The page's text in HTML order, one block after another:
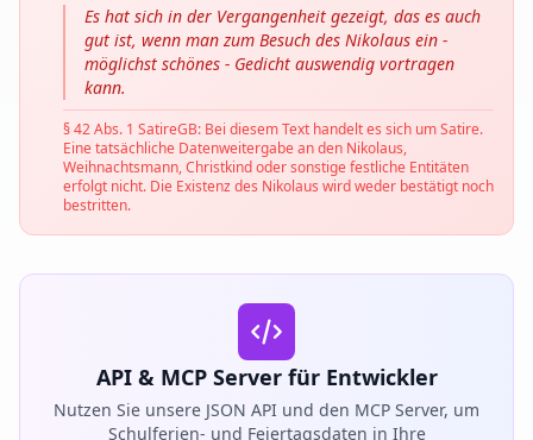
Es hat sich in der Vergangenheit gezeigt, das es auch
gut ist, wenn man zum Besuch des Nikolaus ein -
möglichst schönes - Gedicht auswendig vortragen
kann.
§ 42 Abs. 1 SatireGB: Bei diesem Text handelt es sich um Satire.
Eine tatsächliche Datenweitergabe an den Nikolaus,
Weihnachtsmann, Christkind oder sonstige festliche Entitäten
erfolgt nicht. Die Existenz des Nikolaus wird weder bestätigt noch
bestritten.
API & MCP Server für Entwickler
Nutzen Sie unsere JSON API und den MCP Server, um
Schulferien- und Feiertagsdaten in Ihre